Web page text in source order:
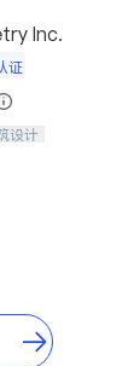
Inc.
证
价格提供实
设计